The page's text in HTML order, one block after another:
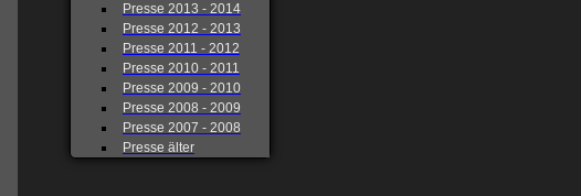
Presse 2013 - 2014
Presse 2012 - 2013
Presse 2011 - 2012
Presse 2010 - 2011
Presse 2009 - 2010
Presse 2008 - 2009
Presse 2007 - 2008
Presse älter